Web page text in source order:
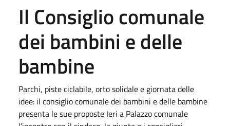
Il Consiglio comunale
dei bambini e delle
bambine
Parchi, piste ciclabile, orto solidale e giornata delle
idee: il consiglio comunale dei bambini e delle bambine
presenta le sue proposte Ieri a Palazzo comunale